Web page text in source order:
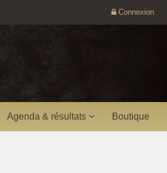
Connexion
Agenda & résultats Boutique